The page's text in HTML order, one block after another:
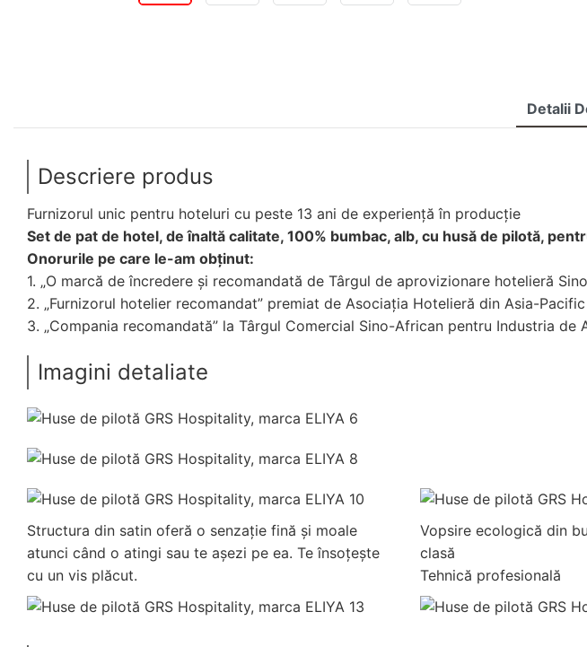
Detalii
Descriere produs
Furnizorul unic pentru hoteluri cu peste 13 ani de experiență în producție
Set de pat de hotel, de înaltă calitate, 100% bumbac, alb, cu husă de pilotă,
Onorurile pe care le-am obținut:
1. „O marcă de încredere și recomandată de Târgul de aprovizionare hotelieră
2. „Furnizorul hotelier recomandat” premiat de Asociația Hotelieră din Asia-Pacific
3. „Compania recomandată” la Târgul Comercial Sino-African pentru Industria de
Imagini detaliate
Structura din satin oferă o senzație fină și moale
atunci când o atingi sau te așezi pe ea. Te însoțește
cu un vis plăcut.
Vopsire ecologică din
clasă
Tehnică profesională